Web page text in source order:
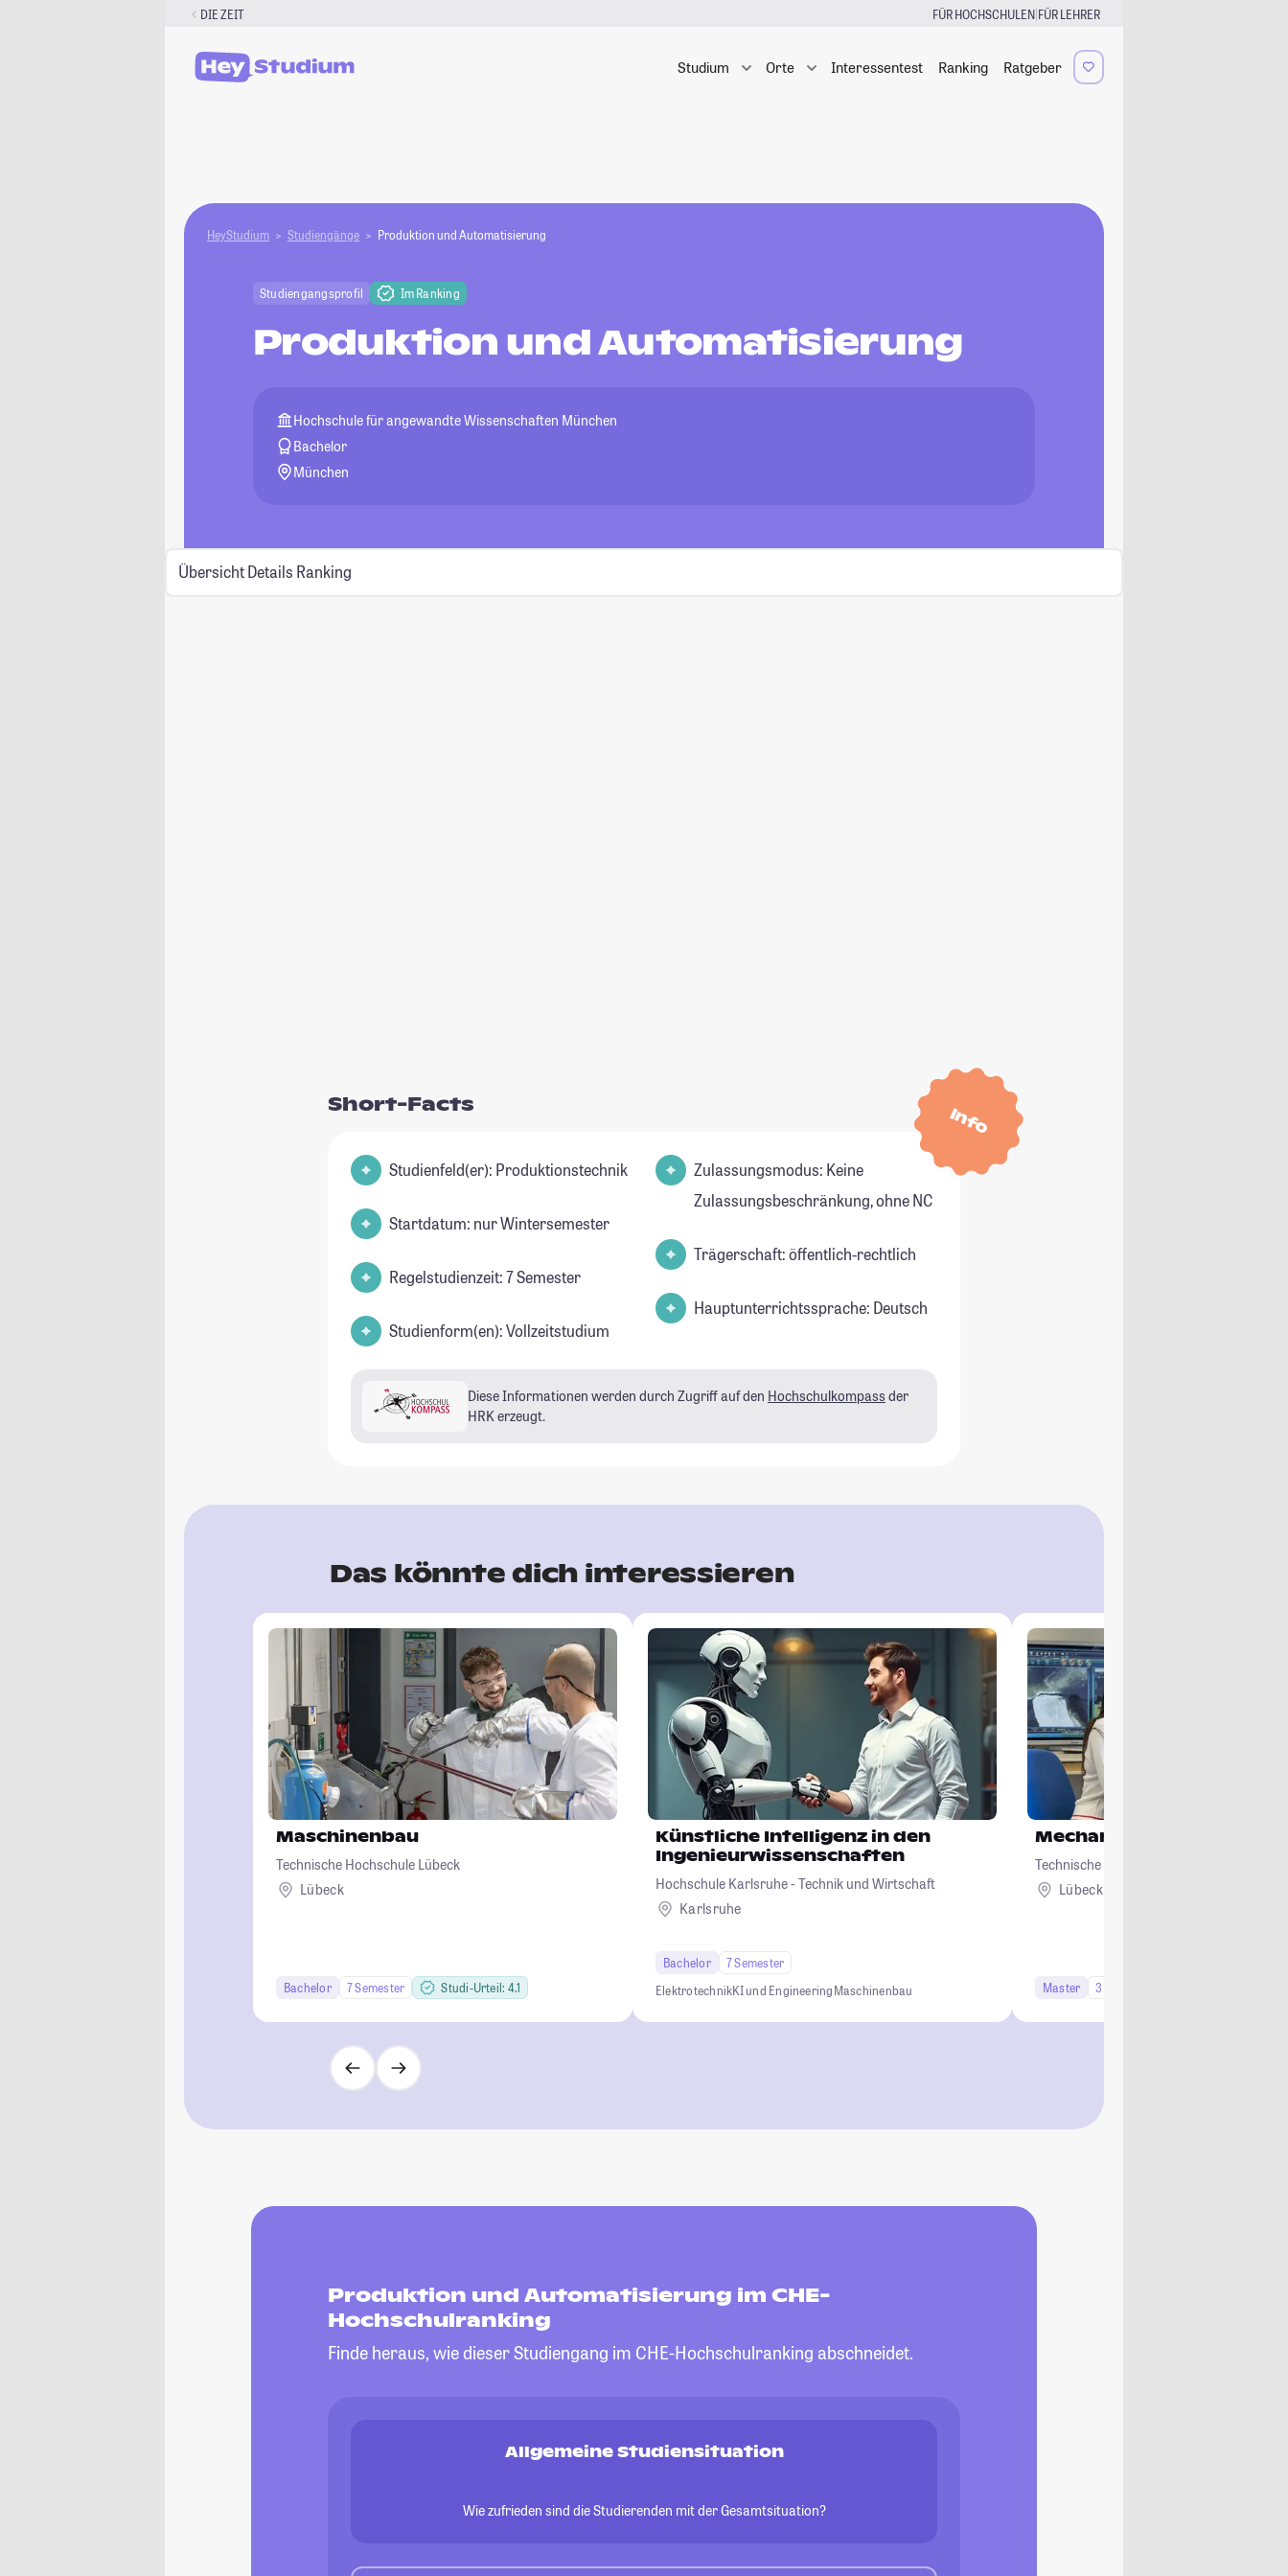
DIE ZEIT FÜR HOCHSCHULEN|FÜR LEHRER
Studium Orte Interessentest Ranking Ratgeber
HeyStudium Studiengänge Produktion und Automatisierung
Studiengangsprofil Im Ranking
Produktion und Automatisierung
Hochschule für angewandte Wissenschaften München
Bachelor
München
Übersicht Details Ranking
Info
Short-Facts
Studienfeld(er): Produktionstechnik
Startdatum: nur Wintersemester
Regelstudienzeit: 7 Semester
Studienform(en): Vollzeitstudium
Zulassungsmodus: Keine
Zulassungsbeschränkung, ohne NC
Trägerschaft: öffentlich-rechtlich
Hauptunterrichtssprache: Deutsch
Diese Informationen werden durch Zugriff auf den Hochschulkompass der
HRK erzeugt.
Das könnte dich interessieren
Maschinenbau
Technische Hochschule Lübeck
Lübeck
Bachelor 7 Semester Studi-Urteil: 4.1
Künstliche Intelligenz in den
Ingenieurwissenschaften
Hochschule Karlsruhe - Technik und Wirtschaft
Karlsruhe
Bachelor
7 Semester
ElektrotechnikKI und EngineeringMaschinenbau
Mechanical Engineering
Technische Hochschule Lübeck
Lübeck
Master 3 Semester
Produktion und Automatisierung im CHE-
Hochschulranking
Finde heraus, wie dieser Studiengang im CHE-Hochschulranking abschneidet.
Allgemeine Studiensituation
Wie zufrieden sind die Studierenden mit der Gesamtsituation?